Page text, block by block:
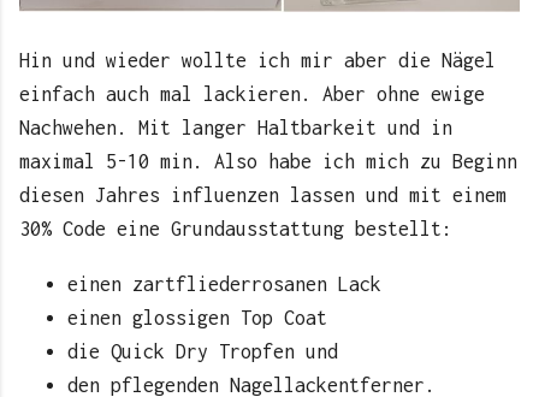
Hin und wieder wollte ich mir aber die Nägel
einfach auch mal lackieren. Aber ohne ewige
Nachwehen. Mit langer Haltbarkeit und in
maximal 5-10 min. Also habe ich mich zu Beginn
diesen Jahres influenzen lassen und mit einem
30% Code eine Grundausstattung bestellt:
einen zartfliederrosanen Lack
einen glossigen Top Coat
die Quick Dry Tropfen und
den pflegenden Nagellackentferner.